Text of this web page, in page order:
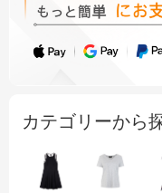
カテゴリーから